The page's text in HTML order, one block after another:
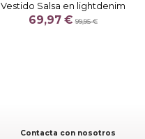
Vestido Salsa en lightdenim
69,97 €99,95 €
Contacta con nosotros